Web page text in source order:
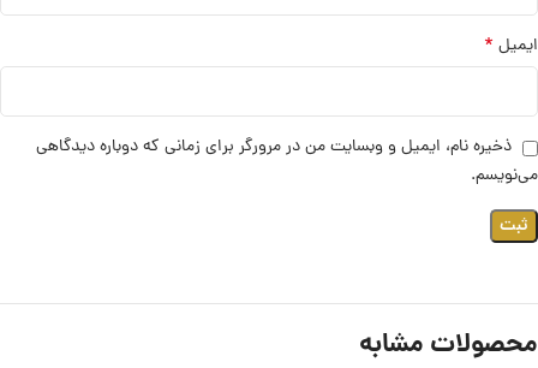
ایمیل *
ذخیره نام، ایمیل و وبسایت من در مرورگر برای زمانی که دوباره دیدگاهی
می‌نویسم.
محصولات مشابه